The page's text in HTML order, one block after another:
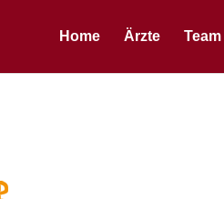
Home Ärzte Team